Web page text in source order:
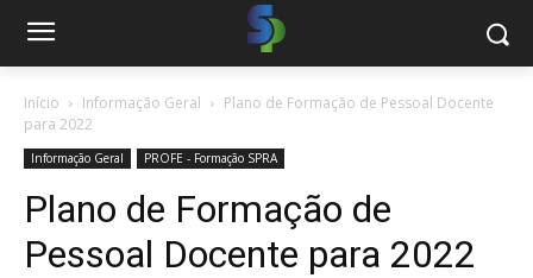
Início Informação Geral
Plano de Formação de Pessoal Docente
para 2022
Informação Geral PROFE - Formação SPRA
Plano de Formação de
Pessoal Docente para 2022